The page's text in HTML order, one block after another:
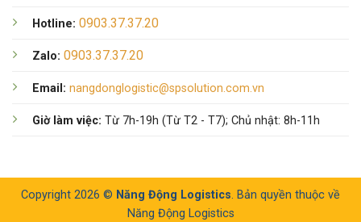
Hotline: 0903.37.37.20
Zalo: 0903.37.37.20
Email: nangdonglogistic@spsolution.com.vn
Giờ làm việc: Từ 7h-19h (Từ T2 - T7); Chủ nhật: 8h-11h
Copyright 2026 © Năng Động Logistics. Bản quyền thuộc về
Năng Động Logistics